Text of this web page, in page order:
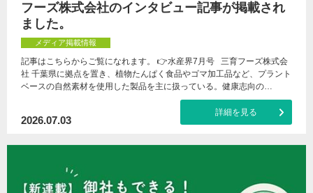
フーズ株式会社のインタビュー記事が掲載され
ました。
メディア掲載情報
記事はこちらからご覧になれます。 👉水産界7月号 三育フーズ株式会
社 千葉県に拠点を置き、植物たんぱく食品やゴマ加工品など、プラント
ベースの自然素材を使用した製品を主に扱っている。健康志向の…
2026.07.03
詳細を見る